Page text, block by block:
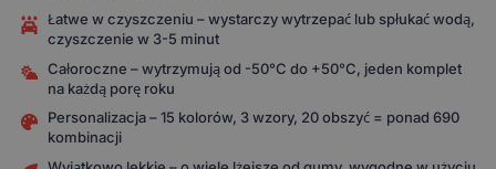
Łatwe w czyszczeniu – wystarczy wytrzepać lub spłukać wodą,
czyszczenie w 3-5 minut
Całoroczne – wytrzymują od -50°C do +50°C, jeden komplet
na każdą porę roku
Personalizacja – 15 kolorów, 3 wzory, 20 obszyć = ponad 690
kombinacji